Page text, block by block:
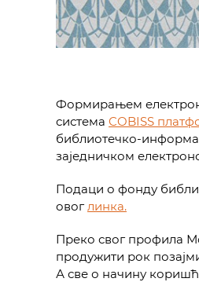
Формирањем
система COBISS
библиотечко-
заједничком
Подаци о фонду
овог линка.
Преко свог профила
продужити рок
А све о начину